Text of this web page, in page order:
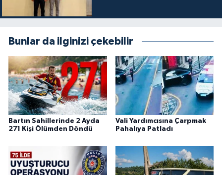
Bunlar da ilginizi çekebilir
Bartın Sahillerinde 2 Ayda
271 Kişi Ölümden Döndü
Vali Yardımcısına Çarpmak
Pahalıya Patladı